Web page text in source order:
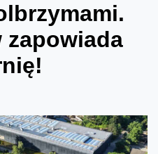
zapowiada